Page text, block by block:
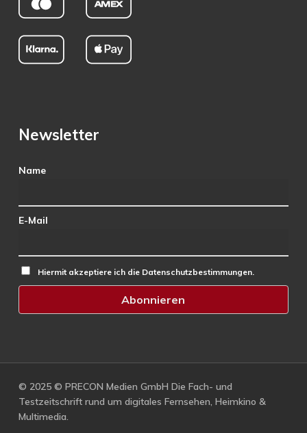
Newsletter
Name
E-Mail
Hiermit akzeptiere ich die Datenschutzbestimmungen.
© 2025 © PRECON Medien GmbH Die Fach- und
Testzeitschrift rund um digitales Fernsehen, Heimkino &
Multimedia.